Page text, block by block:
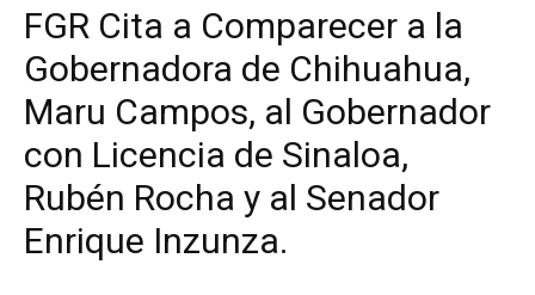
FGR Cita a Comparecer a la
Gobernadora de Chihuahua,
Maru Campos, al Gobernador
con Licencia de Sinaloa,
Rubén Rocha y al Senador
Enrique Inzunza.